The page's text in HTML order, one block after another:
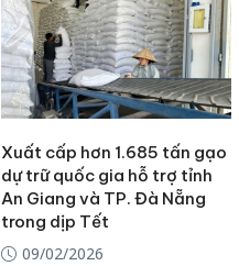
Xuất cấp hơn 1.685 tấn gạo
dự trữ quốc gia hỗ trợ tỉnh
An Giang và TP. Đà Nẵng
trong dịp Tết
09/02/2026